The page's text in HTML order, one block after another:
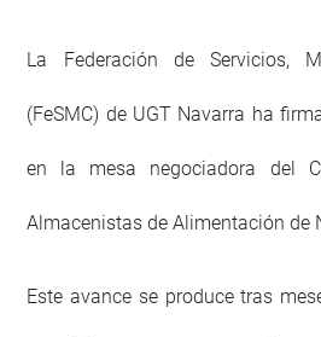
La Federación de Servicios,
(FeSMC) de UGT Navarra ha
en la mesa negociadora del
Almacenistas de Alimentación de
Este avance se produce tras